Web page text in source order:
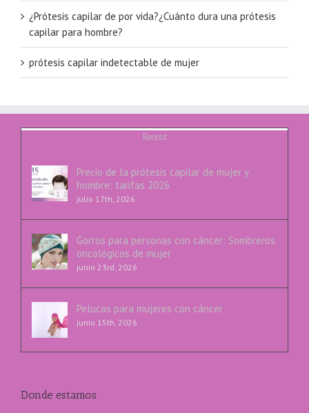
¿Prótesis capilar de por vida?¿Cuánto dura una prótesis
capilar para hombre?
prótesis capilar indetectable de mujer
Recent
Precio de la prótesis capilar de mujer y
hombre: tarifas 2026
julio 17th, 2026
Gorros para personas con cáncer: Sombreros
oncológicos de mujer
junio 23rd, 2026
Pelucas para mujeres con cáncer
junio 15th, 2026
Donde estamos